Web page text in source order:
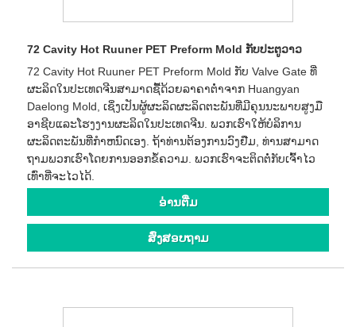
72 Cavity Hot Ruuner PET Preform Mold ກັບປະຕູວາວ
72 Cavity Hot Ruuner PET Preform Mold ກັບ Valve Gate ທີ່
ຜະລິດໃນປະເທດຈີນສາມາດຊື້ດ້ວຍລາຄາຕໍ່າຈາກ Huangyan
Daelong Mold, ເຊິ່ງເປັນຜູ້ຜະລິດຜະລິດຕະພັນທີ່ມີຄຸນນະພາບສູງມື
ອາຊີບແລະໂຮງງານຜະລິດໃນປະເທດຈີນ. ພວກເຮົາໃຫ້ບໍລິການ
ຜະລິດຕະພັນທີ່ກໍາຫນົດເອງ. ຖ້າທ່ານຕ້ອງການວົງຢືມ, ທ່ານສາມາດ
ຖາມພວກເຮົາໂດຍການອອກຂໍ້ຄວາມ. ພວກເຮົາຈະຕິດຕໍ່ກັບເຈົ້າໄວ
ເທົ່າທີ່ຈະໄວໄດ້.
ອ່ານ​ຕື່ມ
ສົ່ງສອບຖາມ